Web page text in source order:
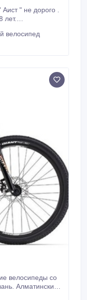
" не дорого .
лет.
велосипед
велосипеды со